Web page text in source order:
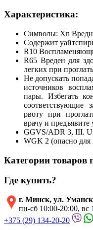
Характеристика:
Символы: Xn
Содержит
R10
R65 Вреден для
легких при
Не допускать
источников
пары. Избегать
соответствующие
рвоту при
врачу и предъявите
GGVS/ADR 3, III.
WGK 2 (опасно для
Категории товаров
Где купить?
г. Минск, ул.
пн-сб 10:00-20:00, вс
+375 (29) 134-20-20